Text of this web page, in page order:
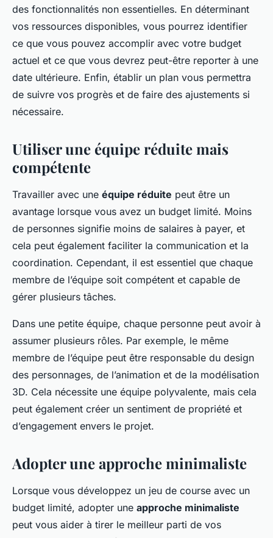
des fonctionnalités non essentielles. En déterminant
vos ressources disponibles, vous pourrez identifier
ce que vous pouvez accomplir avec votre budget
actuel et ce que vous devrez peut-être reporter à une
date ultérieure. Enfin, établir un plan vous permettra
de suivre vos progrès et de faire des ajustements si
nécessaire.
Utiliser une équipe réduite mais
compétente
Travailler avec une équipe réduite peut être un
avantage lorsque vous avez un budget limité. Moins
de personnes signifie moins de salaires à payer, et
cela peut également faciliter la communication et la
coordination. Cependant, il est essentiel que chaque
membre de l’équipe soit compétent et capable de
gérer plusieurs tâches.
Dans une petite équipe, chaque personne peut avoir à
assumer plusieurs rôles. Par exemple, le même
membre de l’équipe peut être responsable du design
des personnages, de l’animation et de la modélisation
3D. Cela nécessite une équipe polyvalente, mais cela
peut également créer un sentiment de propriété et
d’engagement envers le projet.
Adopter une approche minimaliste
Lorsque vous développez un jeu de course avec un
budget limité, adopter une approche minimaliste
peut vous aider à tirer le meilleur parti de vos